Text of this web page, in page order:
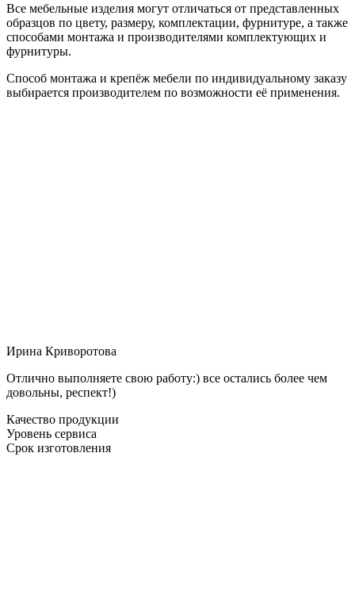
Все мебельные изделия могут отличаться от представленных
образцов по цвету, размеру, комплектации, фурнитуре, а также
способами монтажа и производителями комплектующих и
фурнитуры.
Способ монтажа и крепёж мебели по индивидуальному заказу
выбирается производителем по возможности её применения.
Ирина Криворотова
Отлично выполняете свою работу:) все остались более чем
довольны, респект!)
Качество продукции
Уровень сервиса
Срок изготовления